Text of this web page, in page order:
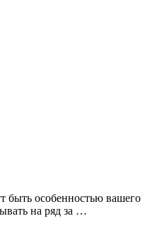
быть особенностью вашего
на ряд за …